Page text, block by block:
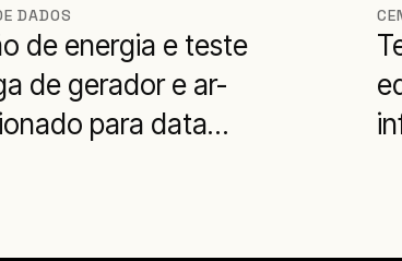
DADOS
de energia e teste
de gerador e ar-
para data